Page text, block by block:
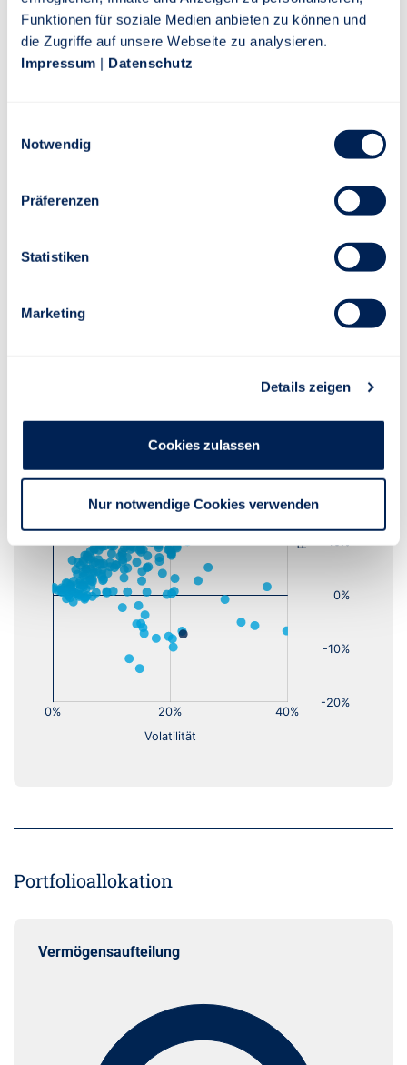
Funktionen für soziale Medien anbieten zu können und
die Zugriffe auf unsere Webseite zu analysieren.
Impressum | Datenschutz
Notwendig
Präferenzen
Statistiken
Marketing
Details zeigen
Cookies zulassen
Nur notwendige Cookies verwenden
PDF
Portfolioallokation
Vermögensaufteilung